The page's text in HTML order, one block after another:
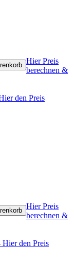
Hier Preis
berechnen &
Hier Preis
berechnen &